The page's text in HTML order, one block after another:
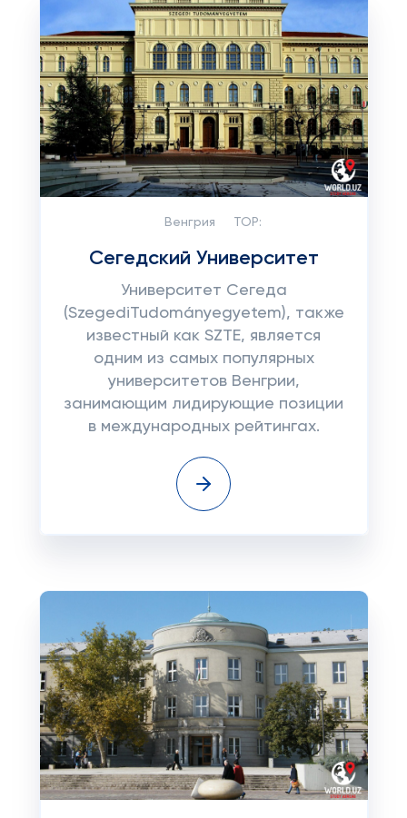
Венгрия TOP:
Сегедский Университет
Университет Сегеда
(SzegediTudományegyetem), также
известный как SZTE, является
одним из самых популярных
университетов Венгрии,
занимающим лидирующие позиции
в международных рейтингах.